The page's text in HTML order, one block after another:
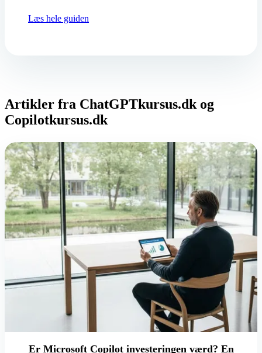
Læs hele guiden
Artikler fra ChatGPTkursus.dk og
Copilotkursus.dk
Er Microsoft Copilot investeringen værd? En